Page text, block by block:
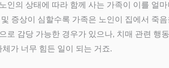
인의 상태에 따라 함께 사는 가족이 이를 얼
증상이 심할수록 가족은 노인이 집에서 죽
로 감당 가능한 경우가 있으나, 치매 관련 행
가 너무 힘든 일이 되는 거죠.